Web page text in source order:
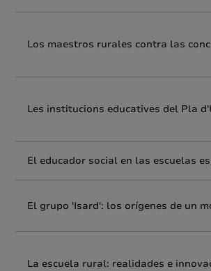
Los maestros rurales contra las
Les institucions educatives del Pla
El educador social en las escuelas
El grupo 'Isard': los orígenes de un
La escuela rural: realidades e